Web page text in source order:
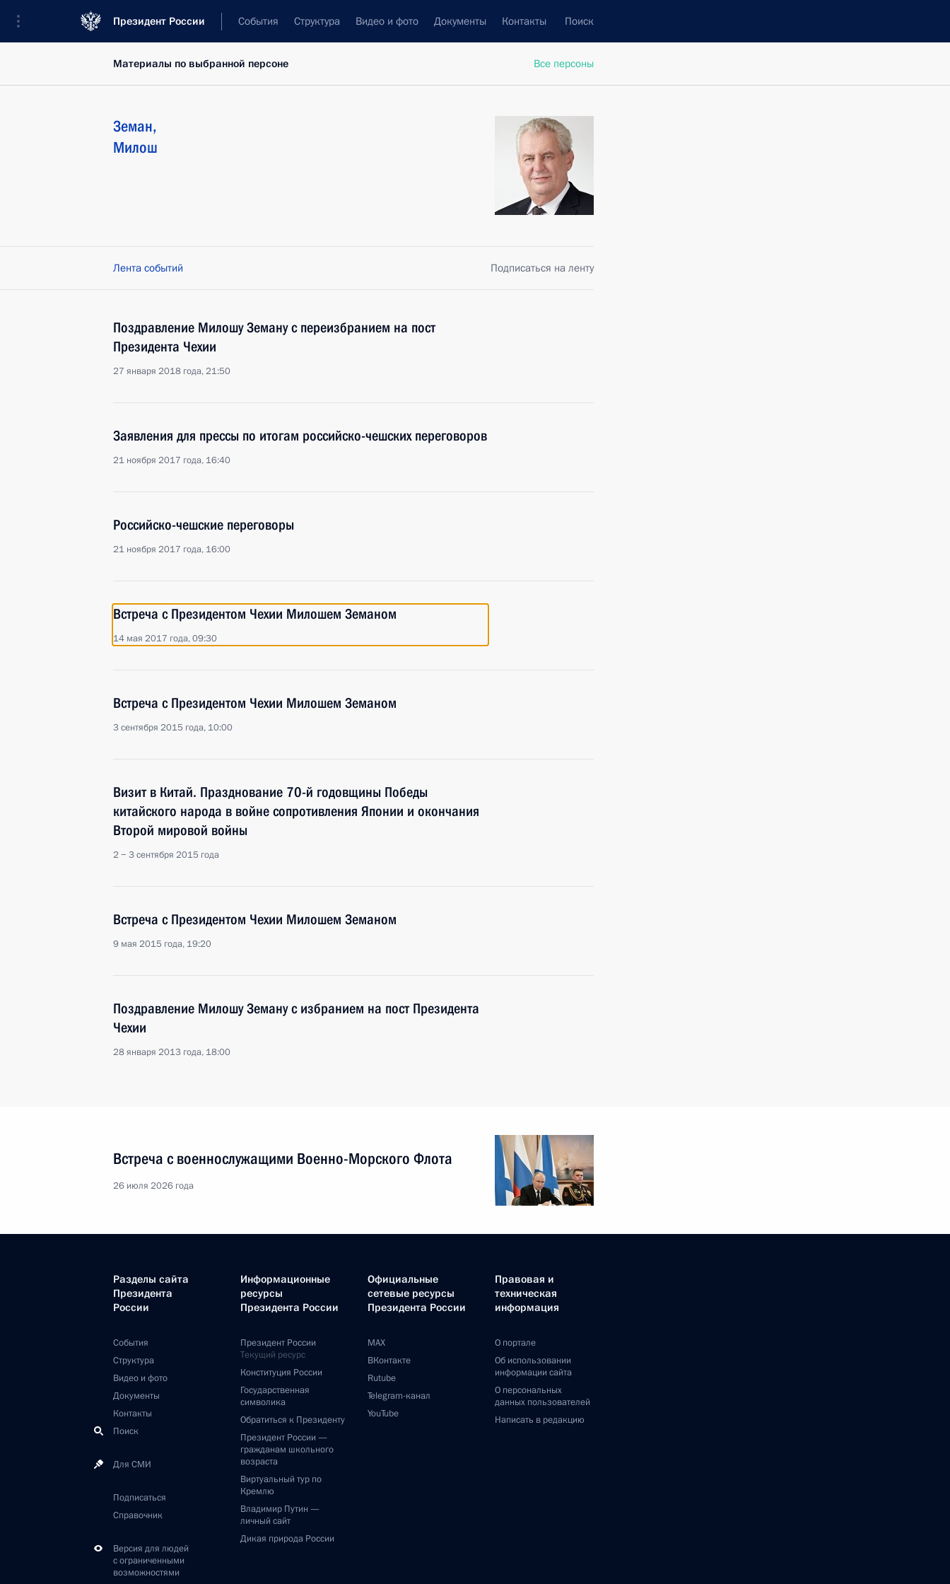
Президент России События Структура Видео и фото Документы Контакты Поиск
Все персоны
Материалы по выбранной персоне
Земан,
Милош
Лента событий Подписаться на ленту
Поздравление Милошу Земану с переизбранием на пост
Президента Чехии
27 января 2018 года, 21:50
Заявления для прессы по итогам российско-чешских переговоров
21 ноября 2017 года, 16:40
Российско-чешские переговоры
21 ноября 2017 года, 16:00
Встреча с Президентом Чехии Милошем Земаном
14 мая 2017 года, 09:30
Встреча с Президентом Чехии Милошем Земаном
3 сентября 2015 года, 10:00
Визит в Китай. Празднование 70-й годовщины Победы
китайского народа в войне сопротивления Японии и окончания
Второй мировой войны
2 − 3 сентября 2015 года
Встреча с Президентом Чехии Милошем Земаном
9 мая 2015 года, 19:20
Поздравление Милошу Земану с избранием на пост Президента
Чехии
28 января 2013 года, 18:00
Встреча с военнослужащими Военно-Морского Флота
26 июля 2026 года
Разделы сайта
Президента
России
События
Структура
Видео и фото
Документы
Контакты
Поиск
Для СМИ
Подписаться
Справочник
Версия для людей
с ограниченными
возможностями
Информационные
ресурсы
Президента России
Президент России
Текущий ресурс
Конституция России
Государственная
символика
Обратиться к Президенту
Президент России —
гражданам школьного
возраста
Виртуальный тур по
Кремлю
Владимир Путин —
личный сайт
Дикая природа России
Официальные
сетевые ресурсы
Президента России
MAX
ВКонтакте
Rutube
Telegram-канал
YouTube
Правовая и
техническая
информация
О портале
Об использовании
информации сайта
О персональных
данных пользователей
Написать в редакцию